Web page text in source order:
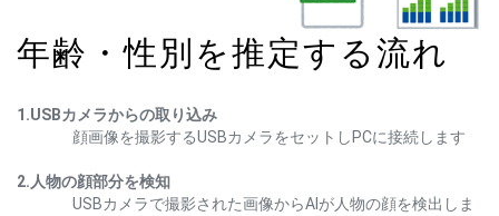
年齢・性別を推定する流れ
1.USBカメラからの取り込み
顔画像を撮影するUSBカメラをセットしPCに接続します
2.人物の顔部分を検知
USBカメラで撮影された画像からAIが人物の顔を検出しま